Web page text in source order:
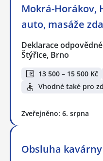
Mokrá-Horákov,
auto, masáže
Deklarace
Štýřice, Brno
13 500 – 15 500 Kč
Vhodné také pro
Zveřejněno: 6. srpna
Obsluha kavárny